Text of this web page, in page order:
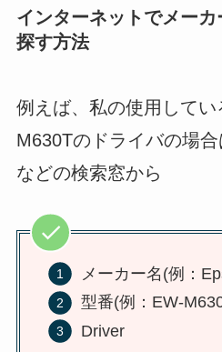
インターネットでメー
探す方法
例えば、私の使用して
M630Tのドライバの場
などの検索窓から
メーカー名(例：
型番(例：EW-
Driver